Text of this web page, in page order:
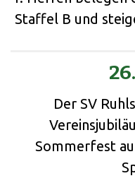
Staffel B und
Der SV
Sommerfest